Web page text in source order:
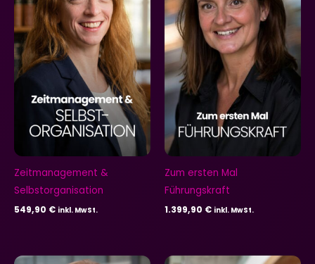
Zeitmanagement &
Selbstorganisation
549,90 € inkl. MwSt.
Zum ersten Mal
Führungskraft
1.399,90 € inkl. MwSt.